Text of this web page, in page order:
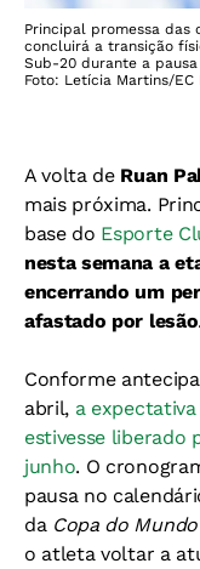
Principal promessa das
concluirá a transição
Sub-20 durante a
Foto: Letícia Martins/EC
A volta de Ruan
mais próxima.
base do Esporte
nesta semana a
encerrando um
afastado por lesão.
Conforme
abril, a
estivesse liberado
junho. O
pausa no
da Copa do Mundo
o atleta voltar a